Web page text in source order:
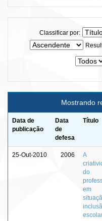
Classificar por:
Mostrando
Data de
publicação
Data
de
defesa
Título
25-Out-2010 2006
A
do
em